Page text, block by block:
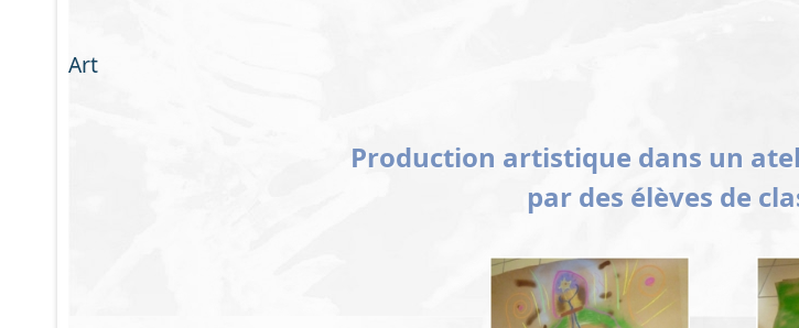
Art
Production artistique dans un
par des élèves de